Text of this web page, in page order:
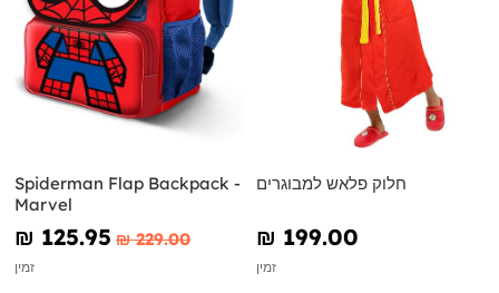
Spiderman Flap Backpack -
Marvel
₪‎ 125.95 ₪‎ 229.00
זמין
חלוק פלאש למבוגרים
₪‎ 199.00
זמין